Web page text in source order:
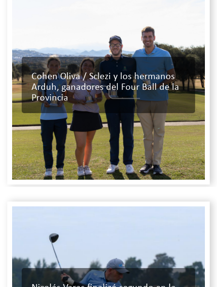
Cohen Oliva / Sclezi y los hermanos
Arduh, ganadores del Four Ball de la
Provincia